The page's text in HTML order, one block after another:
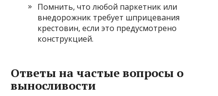
Помнить, что любой паркетник или
внедорожник требует шприцевания
крестовин, если это предусмотрено
конструкцией.
Ответы на частые вопросы о
выносливости